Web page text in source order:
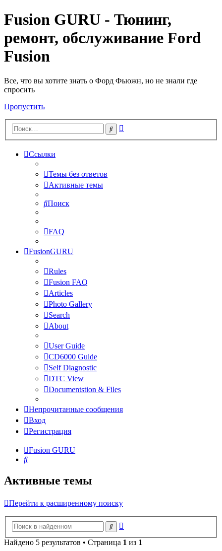
Fusion GURU - Тюнинг,
ремонт, обслуживание Ford
Fusion
Все, что вы хотите знать о Форд Фьюжн, но не знали где
спросить
Пропустить
Поиск
Ссылки
Темы без ответов
Активные темы
Поиск
FAQ
FusionGURU
Rules
Fusion FAQ
Articles
Photo Gallery
Search
About
User Guide
CD6000 Guide
Self Diagnostic
DTC View
Documentstion & Files
Непрочитанные сообщения
Вход
Регистрация
Fusion GURU
Поиск
Активные темы
Перейти к расширенному поиску
Поиск
Найдено 5 результатов • Страница 1 из 1